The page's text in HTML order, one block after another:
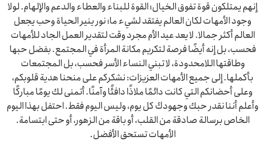
إنهم يمتلكون قوة تفوق الخيال؛ القوة للبناء والعطاء والدعم والإلهام. لولا
وجود الأمهات لكان العالم يفتقد لشيء ما؛ نور ينير الحياة وحب يجعل
العالم أكثر جمالا. لا يعد عيد الأم مجرد وقت لتقدير العمل الجاد للأمهات
فحسب، بل إنه أيضًا فرصة لتكريم مكانة المرأة في المجتمع. بفضل حبها
وطاقتها اللامحدودة، لا تبني النساء الأسر فحسب، بل المجتمعات
بأكملها. إلى جميع الأمهات العزيزات: نشكركم على منحنا هدية قلوبكم،
وعلى أحضانكم التي كانت دائمًا ملاذًا دافئًا وآمنًا. أتمنى لك يومًا مباركًا
وأعلم أننا نقدر حبك وجهودك كل يوم، وليس اليوم فقط. احتفل بهذا اليوم
الخاص برسالة صادقة من القلب، أو باقة من الزهور، أو حتى ابتسامة.
الأمهات تستحق الأفضل.